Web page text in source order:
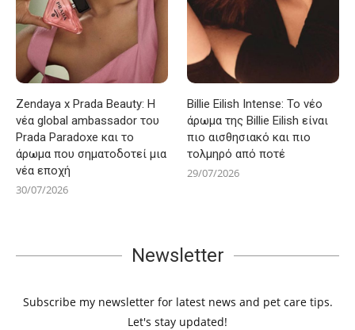
Zendaya x Prada Beauty: Η
νέα global ambassador του
Prada Paradoxe και το
άρωμα που σηματοδοτεί μια
νέα εποχή
30/07/2026
Billie Eilish Intense: Το νέο
άρωμα της Billie Eilish είναι
πιο αισθησιακό και πιο
τολμηρό από ποτέ
29/07/2026
Newsletter
Subscribe my newsletter for latest news and pet care tips.
Let's stay updated!